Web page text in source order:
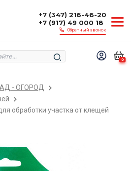
+7 (347) 216-46-20
+7 (917) 49 000 18
Обратный звонок
0
- ОГОРОД
обработки участка от клещей